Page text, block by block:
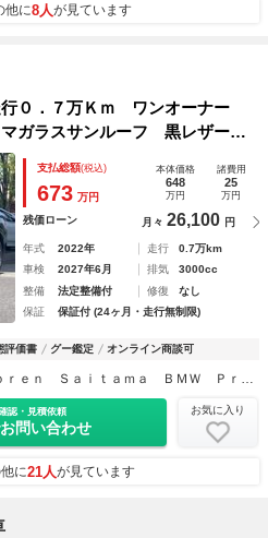
他に8人が見ています
０．７万Ｋｍ ワンオーナー
ガラスサンルーフ 黒レザーシ
付タッチパネル式ＨＤＤナ
支払総額(税込)
673 万円
本体価格
648
万円
諸費用
25
万円
残価ローン 月々 26,100 円
年式 2022年 走行
0.7万km
車検
2027年6月 排気
3000cc
整備
法定整備付 修復
なし
保証
保証付 (24ヶ月・走行無制限)
評価書 グー鑑定 オンライン商談可
Ｍｏｔｏｒｅｎ Ｓａｉｔａｍａ ＢＭＷ Ｐｒｅｍｉｕｍ Ｓｅｌｅｃｔｉｏｎ 浦和美園
認・見積依頼
問い合わせ
お気に入り
に21人が見ています